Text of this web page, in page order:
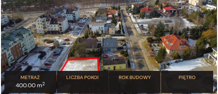
METRAŻ
400.00 m2
LICZBA POKOI ROK BUDOWY PIĘTRO